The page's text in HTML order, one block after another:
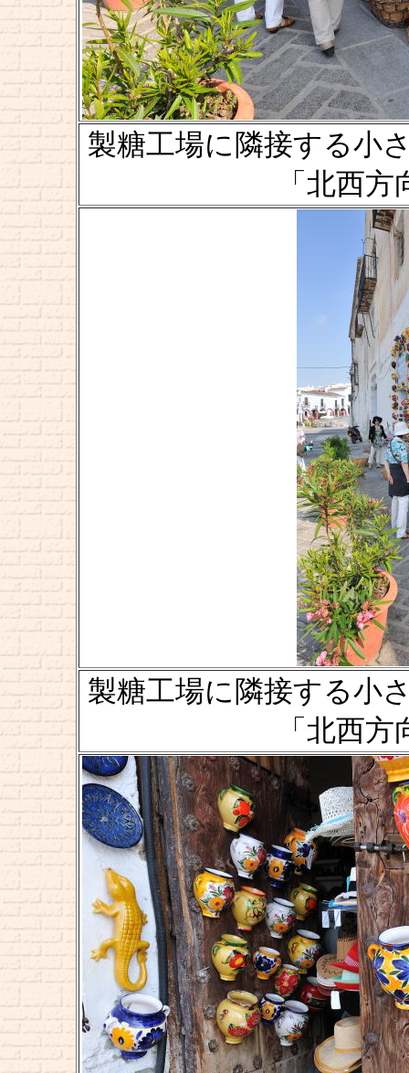
製糖工場に隣接する小
「北西方
製糖工場に隣接する小
「北西方